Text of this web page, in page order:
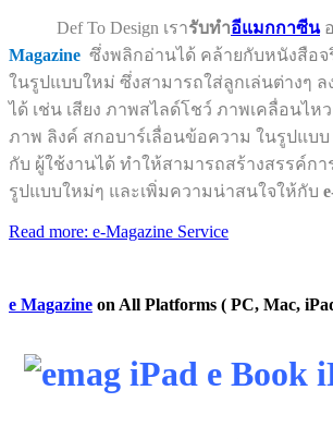
Def To Design เรารับทำอีแมกกาซีน
Magazine ซึ่งพลิกอ่านได้ คล้ายกับหนังสือจริ
ในรูปแบบใหม่ ซึ่งสามารถใส่ลูกเล่นต่างๆ ล
ได้ เช่น เสียง ภาพสไลด์โชว์ ภาพเคลื่อนไหว
ภาพ ลิงค์ สกอบาร์เลื่อนข้อความ ในรูปแบบ
กับ ผู้ใช้งานได้ ทำให้สามารถสร้างสรรค์กา
รูปแบบใหม่ๆ และเพิ่มความน่าสนใจให้กับ
Read more: e-Magazine Service
e Magazine on All Platforms ( PC, Mac,